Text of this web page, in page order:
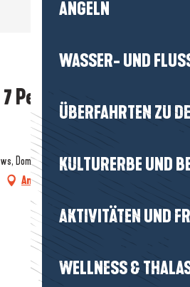
ANGELN
WASSER- UND
ÜBERFAHRTEN ZU
KULTURERBE UND
AKTIVITÄTEN UND
WELLNESS &
Personen - Frau
une démarche écoresponsable
Domaine du Golf, 44420 Mesquer
Anfahrt